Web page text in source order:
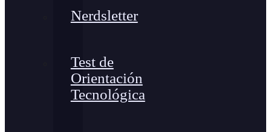
Nerdsletter
Test de
Orientación
Tecnológica